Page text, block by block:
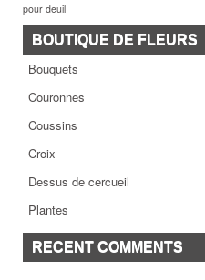
pour deuil
BOUTIQUE DE FLEURS
Bouquets
Couronnes
Coussins
Croix
Dessus de cercueil
Plantes
RECENT COMMENTS